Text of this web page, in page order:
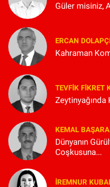
Güler misiniz,
ERCAN
Kahraman
TEVFIK FIKRET
Zeytinyağında
KEMAL
Dünyanın
Coşkusuna...
İREMNUR